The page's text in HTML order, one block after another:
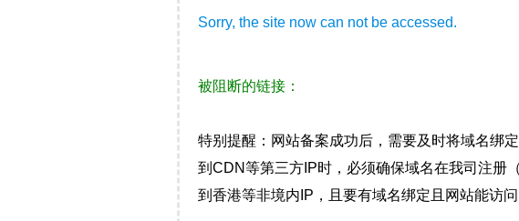
Sorry, the site now can not be accessed.
被阻断的链接：
特别提醒：网站备案成功后，需要及时将域名绑
到CDN等第三方IP时，必须确保域名在我司注册
到香港等非境内IP，且要有域名绑定且网站能访